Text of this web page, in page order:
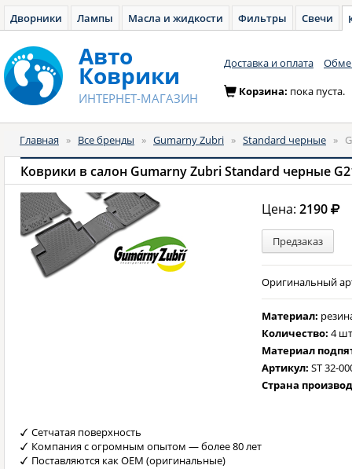
Дворники Лампы Масла и жидкости Фильтры Свечи
Авто
Коврики
ИНТЕРНЕТ-МАГАЗИН
Доставка и оплата
Корзина: пока пуста.
Главная » Все бренды » Gumarny Zubri » Standard черные »
Коврики в салон Gumarny Zubri Standard черные
Цена:2190
Предзаказ
Оригинальный
Материал:
Количество:4
Материал
Артикул:ST 32-
Страна
Сетчатая поверхность
Компания с огромным опытом — более 80 лет
Поставляются как OEM (оригинальные)